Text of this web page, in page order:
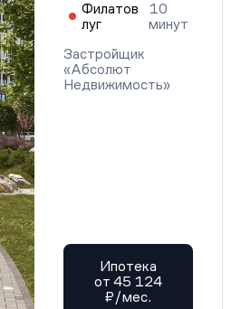
Филатов
луг
10
минут
Застройщик
«Абсолют
Недвижимость»
Ипотека
от 45 124
₽/мес.